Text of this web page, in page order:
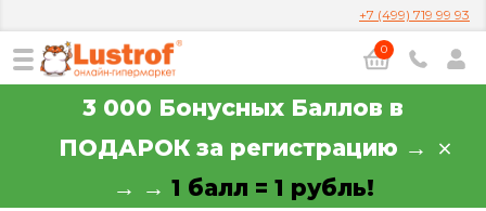
+7 (499) 719 99 93
0
3 000 Бонусных Баллов в
ПОДАРОК за регистрацию →
→ → 1 балл = 1 рубль!